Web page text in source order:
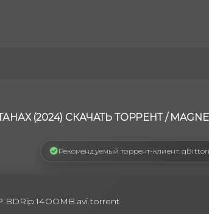
(2024) СКАЧАТЬ ТОРРЕНТ /
Рекомендуемый торрент-клиент: